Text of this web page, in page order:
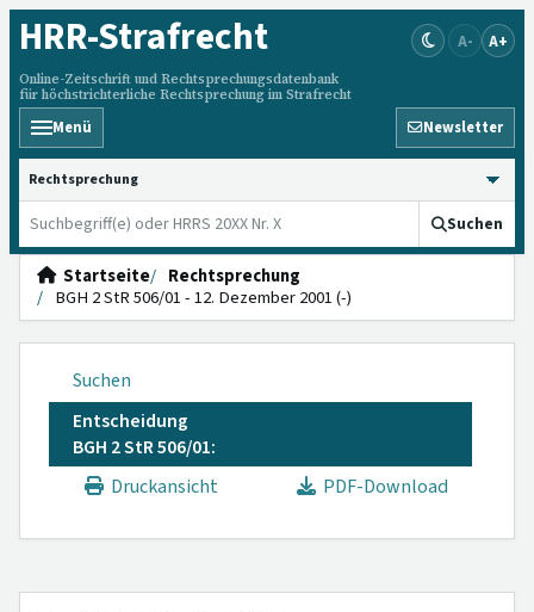
HRR-Strafrecht
Online-Zeitschrift und Rechtsprechungsdatenbank
für höchstrichterliche Rechtsprechung im Strafrecht
A- A+
Menü Newsletter
HRRS durchsuchen
Suchen
Startseite
Rechtsprechung
BGH 2 StR 506/01 - 12. Dezember 2001 (-)
Suchen
Entscheidung
BGH 2 StR 506/01:
Druckansicht
PDF-Download